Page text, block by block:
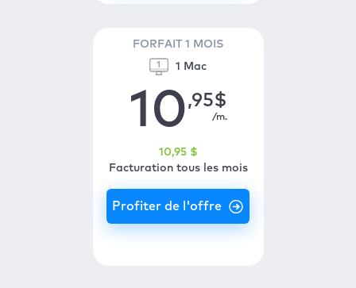
FORFAIT 1 MOIS
1 Mac
10,95$
/m.
10,95 $
Facturation tous les mois